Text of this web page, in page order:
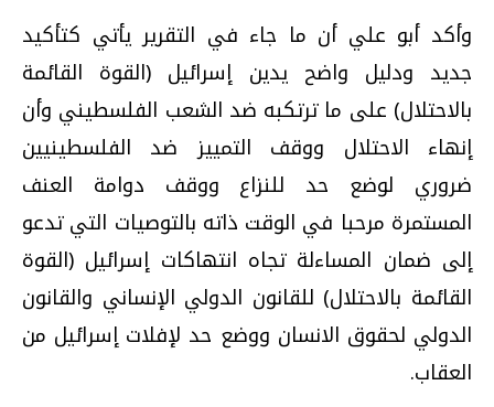
وأكد أبو علي أن ما جاء في التقرير يأتي كتأكيد
جديد ودليل واضح يدين إسرائيل (القوة القائمة
بالاحتلال) على ما ترتكبه ضد الشعب الفلسطيني وأن
إنهاء الاحتلال ووقف التمييز ضد الفلسطينيين
ضروري لوضع حد للنزاع ووقف دوامة العنف
المستمرة مرحبا في الوقت ذاته بالتوصيات التي تدعو
إلى ضمان المساءلة تجاه انتهاكات إسرائيل (القوة
القائمة بالاحتلال) للقانون الدولي الإنساني والقانون
الدولي لحقوق الانسان ووضع حد لإفلات إسرائيل من
العقاب.